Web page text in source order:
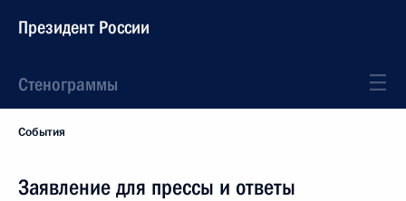
Президент России
Стенограммы
События
Заявление для прессы и ответы